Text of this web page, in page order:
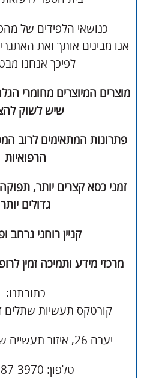
כנושאי הלפידים של
אנו מבינים אותך ואת
לפיכך אנחנו
מוצרים המיוצרים מחומרי
שיש לשוק
פתרונות המתאימים לרוב
הרפואיות
זמני כסא קצרים יותר,
גדולים יותר
קניין רוחני נרחב
מרכזי מידע ותמיכה זמין
כתובתנו:
קורטקס תעשיות שתלים
יערה 26, איזור תעשייה שלומי, 22832.
טלפון: 04-987-3970